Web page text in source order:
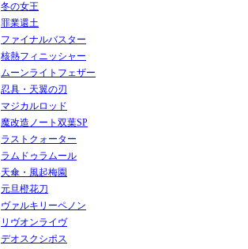
冬の女王
罪業還土
ファイナルバスター
核熱フィニッシャー
ムーンライトフェザー
忍具・天翼の刃
マジカルロッド
魔改造ノート双葉SP
ラストクォーター
ラムドゥラムール
天傘・風起梅園
元旦橙花刀
ヴァルキリーペノン
リヴオンライヴ
デオスクシポス